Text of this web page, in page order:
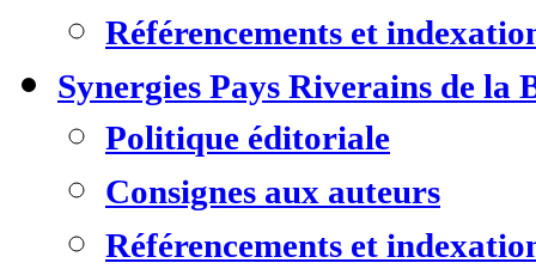
Référencements et
Synergies Pays Riverains de la
Politique éditoriale
Consignes aux auteurs
Référencements et